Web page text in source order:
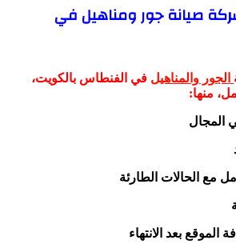
صيانة جور ومناهيل في
الجور والمناهيل في الفنطاس بالكويت،
منها:
المجال
مع الحالات الطارئة
الموقع بعد الانتهاء